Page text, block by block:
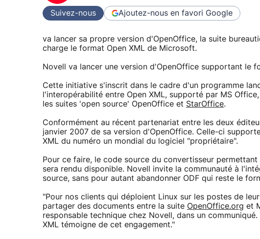
Suivez-nous Ajoutez-nous en favori Google
va lancer sa propre version d'OpenOffice, la suite
charge le format Open XML de Microsoft.
Novell va lancer une version d'OpenOffice supportant le
Cette initiative s'inscrit dans le cadre d'un programme
l'interopérabilité entre Open XML, supporté par MS
les suites 'open source' OpenOffice et StarOffice.
Conformément au récent partenariat entre les deux
janvier 2007 de sa version d'OpenOffice. Celle-ci
XML du numéro un mondial du logiciel "propriétaire".
Pour ce faire, le code source du convertisseur
sera rendu disponible. Novell invite la communauté à
source, sans pour autant abandonner ODF qui reste le
"Pour nos clients qui déploient Linux sur les postes de
partager des documents entre la suite OpenOffice.org et
responsable technique chez Novell, dans un
XML témoigne de cet engagement."